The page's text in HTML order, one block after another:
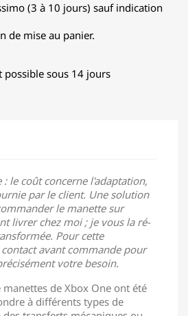
(3 à 10 jours) sauf indication
de mise au panier.
possible sous 14 jours
: le coût concerne l'adaptation,
par le client. Une solution
le manette sur
livrer chez moi ; je vous la ré-
Pour cette
avant commande pour
votre besoin.
manettes de Xbox One ont été
à différents types de